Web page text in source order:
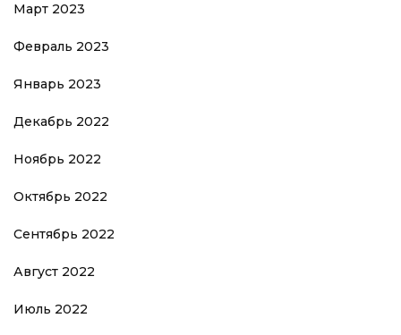
Март 2023
Февраль 2023
Январь 2023
Декабрь 2022
Ноябрь 2022
Октябрь 2022
Сентябрь 2022
Август 2022
Июль 2022